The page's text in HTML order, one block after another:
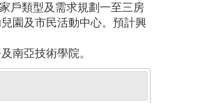
戶類型及需求規劃一至三房
園及市民活動中心。預計興
南亞技術學院。